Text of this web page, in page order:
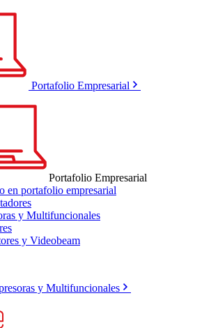
Portafolio Empresarial
Portafolio Empresarial
en portafolio empresarial
y Multifuncionales
y Videobeam
y Multifuncionales